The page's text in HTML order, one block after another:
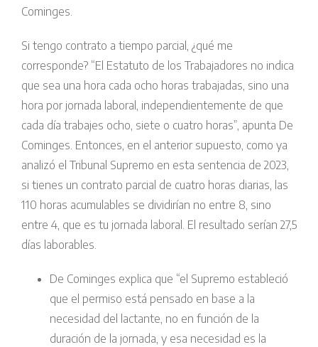
Cominges.
Si tengo contrato a tiempo parcial, ¿qué me
corresponde? “El Estatuto de los Trabajadores no indica
que sea una hora cada ocho horas trabajadas, sino una
hora por jornada laboral, independientemente de que
cada día trabajes ocho, siete o cuatro horas”, apunta De
Cominges. Entonces, en el anterior supuesto, como ya
analizó el Tribunal Supremo en esta sentencia de 2023,
si tienes un contrato parcial de cuatro horas diarias, las
110 horas acumulables se dividirían no entre 8, sino
entre 4, que es tu jornada laboral. El resultado serían 27,5
días laborables.
De Cominges explica que “el Supremo estableció
que el permiso está pensado en base a la
necesidad del lactante, no en función de la
duración de la jornada, y esa necesidad es la